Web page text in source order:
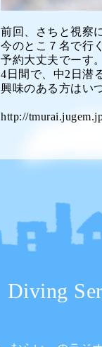
前回、さちと視察
今のとこ７名で行
予約大丈夫でーす。
4日間で、中2日潜
興味のある方はい
http://
Diving